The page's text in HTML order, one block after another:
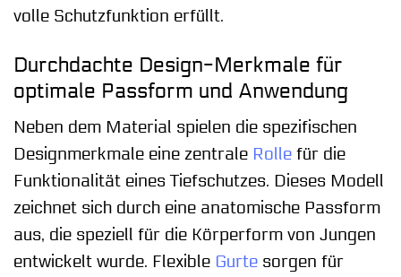
volle Schutzfunktion erfüllt.
Durchdachte Design-Merkmale für
optimale Passform und Anwendung
Neben dem Material spielen die spezifischen
Designmerkmale eine zentrale Rolle für die
Funktionalität eines Tiefschutzes. Dieses Modell
zeichnet sich durch eine anatomische Passform
aus, die speziell für die Körperform von Jungen
entwickelt wurde. Flexible Gurte sorgen für